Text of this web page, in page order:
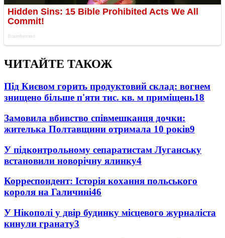
ЧИТАЙТЕ ТАКОЖ
Під Києвом горить продуктовий склад: вогнем
знищено більше п'яти тис. кв. м приміщень18
Замовила вбивство співмешканця дочки:
жителька Полтавщини отримала 10 років9
У підконтрольному сепаратистам Луганську
встановили новорічну ялинку4
Корреспондент: Історія кохання польського
короля на Галичині46
У Нікополі у двір будинку місцевого журналіста
кинули гранату3